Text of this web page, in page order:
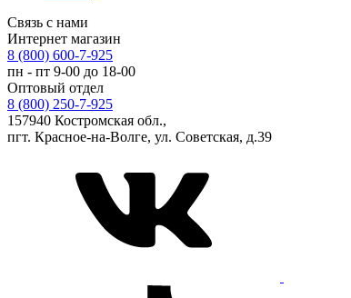
Связь с нами
Интернет магазин
8 (800) 600-7-925
пн - пт 9-00 до 18-00
Оптовый отдел
8 (800) 250-7-925
157940 Костромская обл.,
пгт. Красное-на-Волге, ул. Советская, д.39